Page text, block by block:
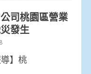
司桃園區營業
發生
】桃